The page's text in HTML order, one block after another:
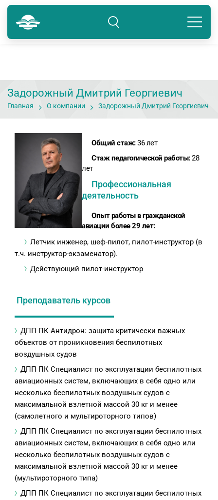
Тюмень
Подразделение: Тюмень
8 800 250-41-22
Задорожный Дмитрий Георгиевич
Главная О компании Задорожный Дмитрий Георгиевич
Общий стаж:36 лет
Стаж педагогической работы:28
лет
Профессиональная
деятельность
Опыт работы в гражданской
авиации более 29 лет:
Летчик инженер, шеф-пилот, пилот-инструктор (в
т.ч. инструктор-экзаменатор).
Действующий пилот-инструктор
Преподаватель курсов
ДПП ПК Антидрон: защита критически важных
объектов от проникновения беспилотных
воздушных судов
ДПП ПК Специалист по эксплуатации беспилотных
авиационных систем, включающих в себя одно или
несколько беспилотных воздушных судов с
максимальной взлетной массой 30 кг и менее
(самолетного и мультироторного типов)
ДПП ПК Специалист по эксплуатации беспилотных
авиационных систем, включающих в себя одно или
несколько беспилотных воздушных судов с
максимальной взлетной массой 30 кг и менее
(мультироторного типа)
ДПП ПК Специалист по эксплуатации беспилотных